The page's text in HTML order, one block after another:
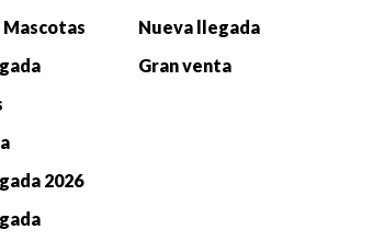
Mascotas
2026
Nueva llegada
Gran venta